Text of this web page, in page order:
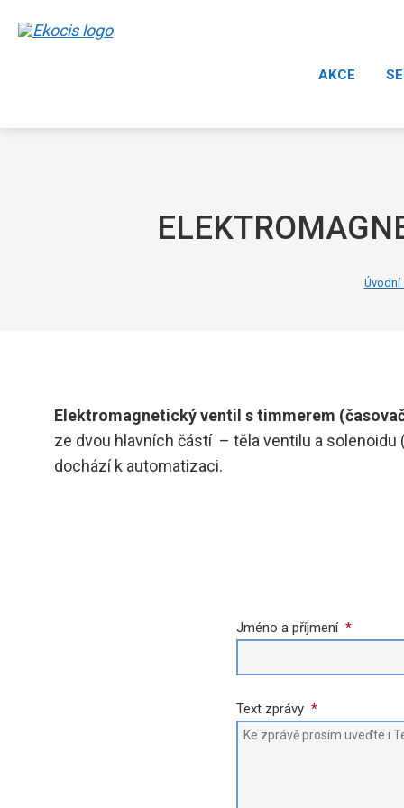
AKCE
Úvodní
Elektromagnetický ventil s timmerem
ze dvou hlavních částí ­ – těla ventilu a
dochází k automatizaci.
Jméno a příjmení *
Text zprávy *